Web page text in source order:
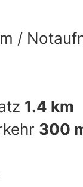
/
1.4 km
300